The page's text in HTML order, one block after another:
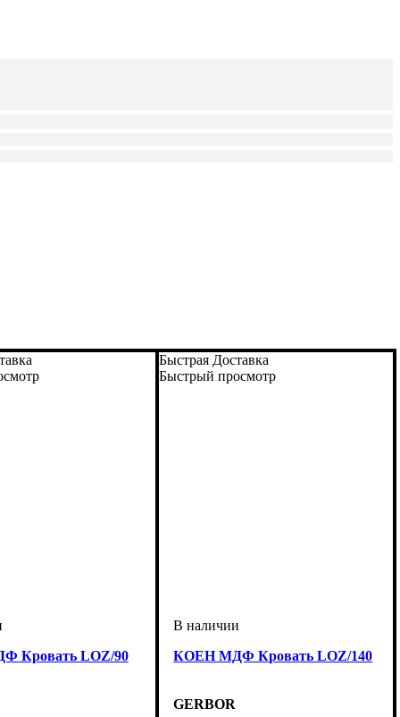
Кровать LOZ/90
Быстрая Доставка
Быстрый просмотр
КОЕН МДФ Кровать LOZ/140
GERBOR